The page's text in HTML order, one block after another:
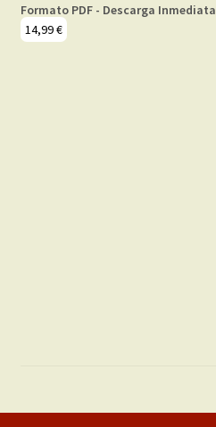
Formato PDF - Descarga Inmediata
14,99€